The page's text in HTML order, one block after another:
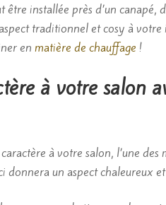
installée près d’un canapé,
traditionnel et cosy à
en matière de chauffage !
à votre salon
à votre salon, l’une des
donnera un aspect chaleureux